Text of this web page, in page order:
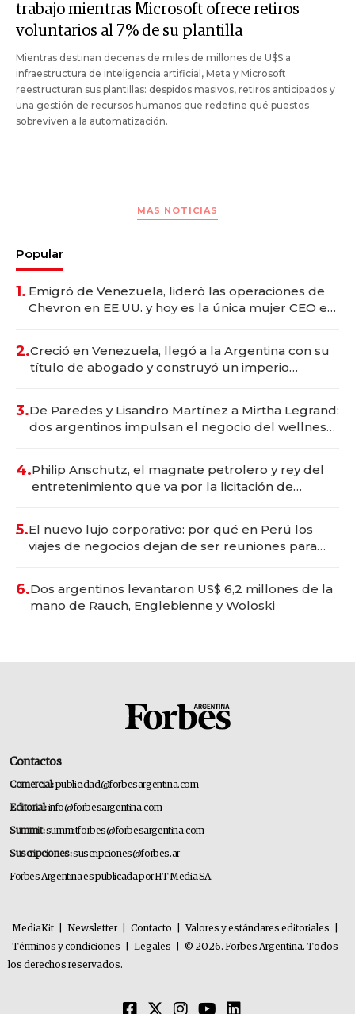
trabajo mientras Microsoft ofrece retiros
voluntarios al 7% de su plantilla
Mientras destinan decenas de miles de millones de U$S a
infraestructura de inteligencia artificial, Meta y Microsoft
reestructuran sus plantillas: despidos masivos, retiros anticipados y
una gestión de recursos humanos que redefine qué puestos
sobreviven a la automatización.
MAS NOTICIAS
Popular
1. Emigró de Venezuela, lideró las operaciones de
Chevron en EE.UU. y hoy es la única mujer CEO en
2.Creció en Venezuela, llegó a la Argentina con su
título de abogado y construyó un imperio
3.De Paredes y Lisandro Martínez a Mirtha Legrand:
dos argentinos impulsan el negocio del wellness
4.Philip Anschutz, el magnate petrolero y rey del
entretenimiento que va por la licitación de
5.El nuevo lujo corporativo: por qué en Perú los
viajes de negocios dejan de ser reuniones para
6.Dos argentinos levantaron US$ 6,2 millones de la
mano de Rauch, Englebienne y Woloski
Contactos
Comercial:publicidad@forbesargentina.com
Editorial:info@forbesargentina.com
Summit:summitforbes@forbesargentina.com
Suscripciones:suscripciones@forbes.ar
Forbes Argentina es publicada por HT Media SA.
MediaKit Newsletter Contacto Valores y estándares editoriales
Términos y condiciones
Legales
© 2026. Forbes Argentina. Todos
los derechos reservados.